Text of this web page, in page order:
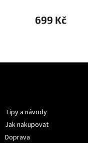
699 Kč
Tipy a návody
Jak nakupovat
Doprava